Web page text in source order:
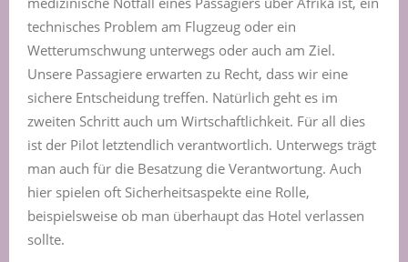
technisches Problem am Flugzeug oder ein
Wetterumschwung unterwegs oder auch am Ziel.
Unsere Passagiere erwarten zu Recht, dass wir eine
sichere Entscheidung treffen. Natürlich geht es im
zweiten Schritt auch um Wirtschaftlichkeit. Für all dies
ist der Pilot letztendlich verantwortlich. Unterwegs trägt
man auch für die Besatzung die Verantwortung. Auch
hier spielen oft Sicherheitsaspekte eine Rolle,
beispielsweise ob man überhaupt das Hotel verlassen
sollte.